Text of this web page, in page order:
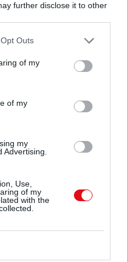
further disclose it to other
Outs
of my
of my
my
Advertising.
Use,
of my
with the
pèse 35kg 200g.
pèse
kg 600 g de
Les
600 g. Combien
?